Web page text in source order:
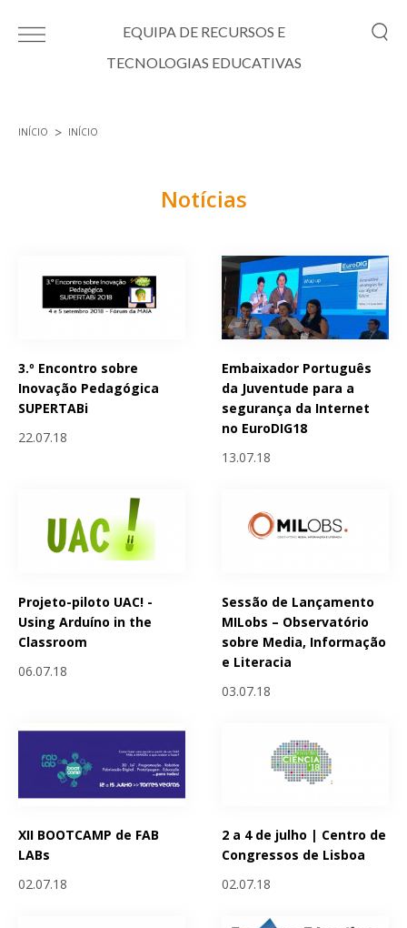
EQUIPA DE RECURSOS E
TECNOLOGIAS EDUCATIVAS
INÍCIO INÍCIO
Notícias
3.º Encontro sobre
Inovação Pedagógica
SUPERTABi
22.07.18
Embaixador Português
da Juventude para a
segurança da Internet
no EuroDIG18
13.07.18
Projeto-piloto UAC! -
Using Arduíno in the
Classroom
06.07.18
Sessão de Lançamento
MILobs – Observatório
sobre Media, Informação
e Literacia
03.07.18
XII BOOTCAMP de FAB
LABs
02.07.18
2 a 4 de julho | Centro de
Congressos de Lisboa
02.07.18
Páginas